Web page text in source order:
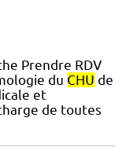
Prendre RDV
du CHU de
et
de toutes